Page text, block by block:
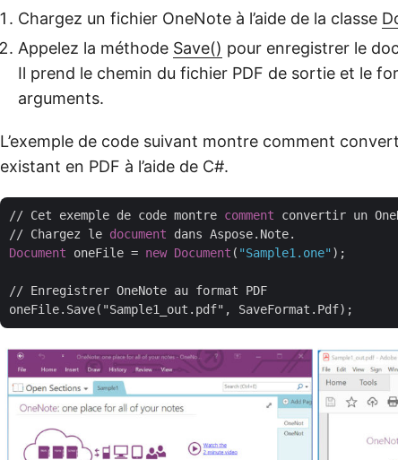
Chargez un fichier OneNote à l’aide de la classe
Appelez la méthode Save() pour enregistrer le
Il prend le chemin du fichier PDF de sortie et le
arguments.
L’exemple de code suivant montre comment
existant en PDF à l’aide de C#.
// Cet exemple de code montre comment convertir un
// Chargez le document
Document oneFile = new Document ( "Sample1.one" );
// Enregistrer OneNote au format PDF